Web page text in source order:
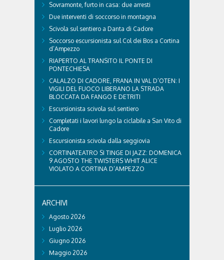
Sovramonte, furto in casa: due arresti
Due interventi di soccorso in montagna
Scivola sul sentiero a Danta di Cadore
Soccorso escursionista sul Col dei Bos a Cortina
d’Ampezzo
RIAPERTO AL TRANSITO IL PONTE DI
PONTECHIESA
CALALZO DI CADORE, FRANA IN VAL D’OTEN: I
VIGILI DEL FUOCO LIBERANO LA STRADA
BLOCCATA DA FANGO E DETRITI
Escursionista scivola sul sentiero
Completati i lavori lungo la ciclabile a San Vito di
Cadore
Escursionista scivola dalla seggiovia
CORTINATEATRO SI TINGE DI JAZZ: DOMENICA
9 AGOSTO THE TWISTERS WHIT ALICE
VIOLATO A CORTINA D’AMPEZZO
ARCHIVI
Agosto 2026
Luglio 2026
Giugno 2026
Maggio 2026